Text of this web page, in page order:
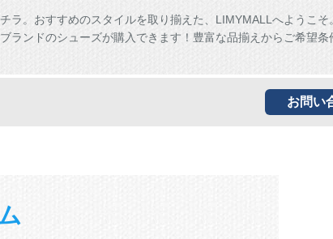
ラ。おすすめのスタイルを取り揃えた、LIMYMALLへようこそ
ランドのシューズが購入できます！豊富な品揃えからご希望条
お問い